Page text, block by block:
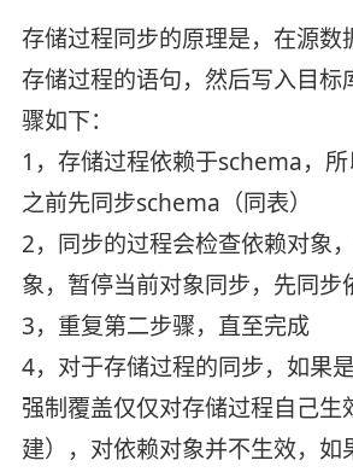
存储过程同步的原理是，在源数
存储过程的语句，然后写入目标
骤如下：
1，存储过程依赖于schema，
之前先同步schema（同表）
2，同步的过程会检查依赖对象
象，暂停当前对象同步，先同步
3，重复第二步骤，直至完成
4，对于存储过程的同步，如果
强制覆盖仅仅对存储过程自己生
建），对依赖对象并不生效，如